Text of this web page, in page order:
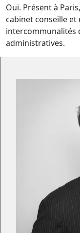
Oui. Présent à
cabinet conseille
intercommunalités
administratives.